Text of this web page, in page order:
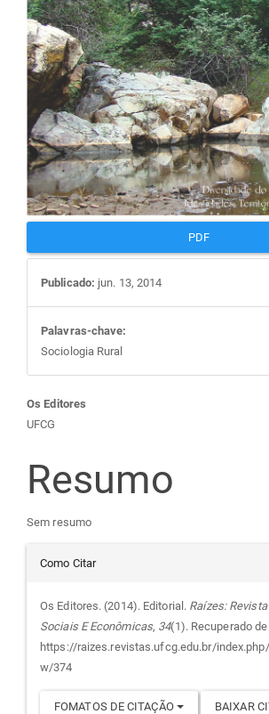
PDF
Publicado: jun. 13, 2014
Palavras-chave:
Sociologia Rural
Conteúdo
do
artigo
principal
Os Editores
UFCG
Resumo
Sem resumo
Detalhes
do
artigo
Como Citar
Os Editores. (2014). Editorial. Raízes:
Sociais E Econômicas, 34(1). Recuperado de
https://raizes.revistas.ufcg.edu.br/
w/374
FOMATOS DE CITAÇÃO BAIXAR